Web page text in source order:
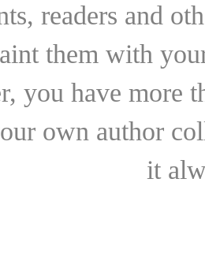
readers and
them with
you have more
own author
it